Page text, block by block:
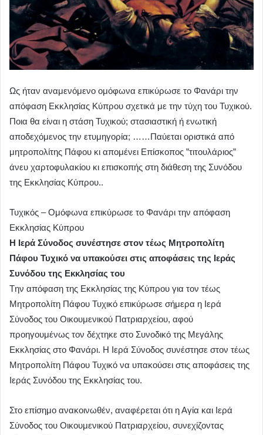
Ως ήταν αναμενόμενο ομόφωνα επικύρωσε το Φανάρι την
απόφαση Εκκλησίας Κύπρου σχετικά με την τύχη του Τυχικού.
Ποια θα είναι η στάση Τυχικού; στασιαστική ή ενωτική
αποδεχόμενος την ετυμηγορία; ……Παύεται οριστικά από
μητροπολίτης Πάφου κι απομένει Επίσκοπος ”τιτουλάριος”
άνευ χαρτοφυλακίου κι επισκοπής στη διάθεση της Συνόδου
της Εκκλησίας Κύπρου..
Τυχικός – Ομόφωνα επικύρωσε το Φανάρι την απόφαση
Εκκλησίας Κύπρου
Η Ιερά Σύνοδος συνέστησε στον τέως Μητροπολίτη
Πάφου Τυχικό να υπακούσει στις αποφάσεις της Ιεράς
Συνόδου της Εκκλησίας του
Tην απόφαση της Εκκλησίας της Κύπρου για τον τέως
Μητροπολίτη Πάφου Τυχικό επικύρωσε σήμερα η Ιερά
Σύνοδος του Οικουμενικού Πατριαρχείου, αφού
προηγουμένως τον δέχτηκε στο Συνοδικό της Μεγάλης
Εκκλησίας στο Φανάρι. Η Ιερά Σύνοδος συνέστησε στον τέως
Μητροπολίτη Πάφου Τυχικό να υπακούσει στις αποφάσεις της
Ιεράς Συνόδου της Εκκλησίας του.
Στο επίσημο ανακοινωθέν, αναφέρεται ότι η Αγία και Ιερά
Σύνοδος του Οικουμενικού Πατριαρχείου, συνεχίζοντας